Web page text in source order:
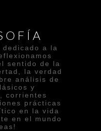
dedicado a la
sentido de la
la verdad
análisis de
y
corrientes
prácticas
en la vida
en el mundo